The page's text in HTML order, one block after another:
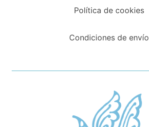
Política de cookies
Condiciones de envío